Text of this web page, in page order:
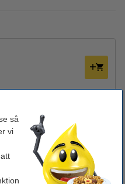
så
vi
Harmonie Aqua
| vit | 2st